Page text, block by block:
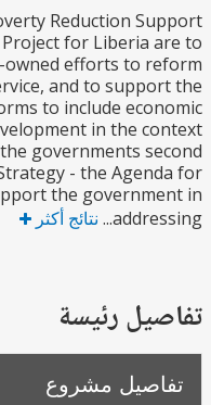
Poverty Reduction
Project for Liberia
owned efforts to
service, and to
reforms to include
development in the
of the governments
Strategy - the
support the
نتائج أكثر
رئيسة
مشروع